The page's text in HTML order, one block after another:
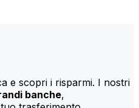
e scopri i risparmi. I nostri
banche,